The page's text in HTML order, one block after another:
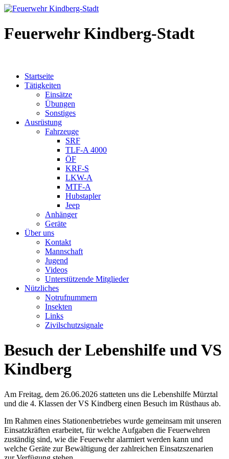
Feuerwehr Kindberg-Stadt
Startseite
Tätigkeiten
Einsätze
Übungen
Sonstiges
Ausrüstung
Fahrzeuge
SRF
TLF-A 4000
ÖF
KRF-S
LKW-A
MTF-A
Hubstapler
Jeep
Anhänger
Geräte
Über uns
Kontakt
Mannschaft
Jugend
Videos
Unterstützende Mitglieder
Nützliches
Notrufnummern
Insekten
Links
Zivilschutzsignale
Besuch der Lebenshilfe und VS
Kindberg
Am Freitag, dem 26.06.2026 statteten uns die Lebenshilfe Mürztal
und die 4. Klassen der VS Kindberg einen Besuch im Rüsthaus ab.
Im Rahmen eines Stationenbetriebes wurde gemeinsam mit unseren
Einsatzkräften erarbeitet, für welche Aufgaben die Feuerwehren
zuständig sind, wie die Feuerwehr alarmiert werden kann und
welche Geräte zur Bewältigung der zahlreichen Einsatzszenarien